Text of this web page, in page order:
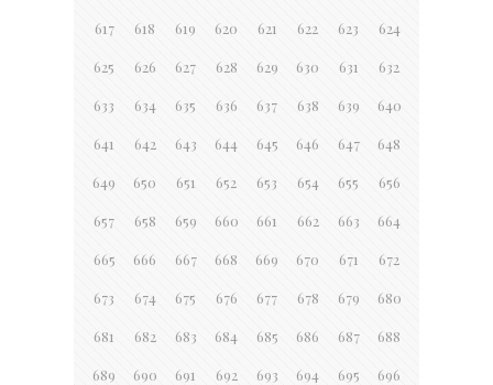
617 618 619 620 621 622 623 624
625 626 627 628 629 630 631 632
633 634 635 636 637 638 639 640
641 642 643 644 645 646 647 648
649 650 651 652 653 654 655 656
657 658 659 660 661 662 663 664
665 666 667 668 669 670 671 672
673 674 675 676 677 678 679 680
681 682 683 684 685 686 687 688
689 690 691 692 693 694 695 696